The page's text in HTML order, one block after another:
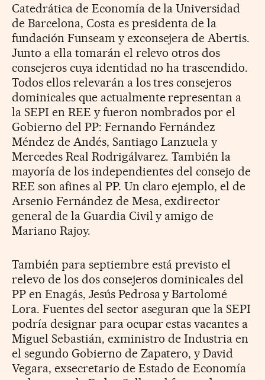
Catedrática de Economía de la Universidad
de Barcelona, Costa es presidenta de la
fundación Funseam y exconsejera de Abertis.
Junto a ella tomarán el relevo otros dos
consejeros cuya identidad no ha trascendido.
Todos ellos relevarán a los tres consejeros
dominicales que actualmente representan a
la SEPI en REE y fueron nombrados por el
Gobierno del PP: Fernando Fernández
Méndez de Andés, Santiago Lanzuela y
Mercedes Real Rodrigálvarez. También la
mayoría de los independientes del consejo de
REE son afines al PP. Un claro ejemplo, el de
Arsenio Fernández de Mesa, exdirector
general de la Guardia Civil y amigo de
Mariano Rajoy.
También para septiembre está previsto el
relevo de los dos consejeros dominicales del
PP en Enagás, Jesús Pedrosa y Bartolomé
Lora. Fuentes del sector aseguran que la SEPI
podría designar para ocupar estas vacantes a
Miguel Sebastián, exministro de Industria en
el segundo Gobierno de Zapatero, y David
Vegara, exsecretario de Estado de Economía